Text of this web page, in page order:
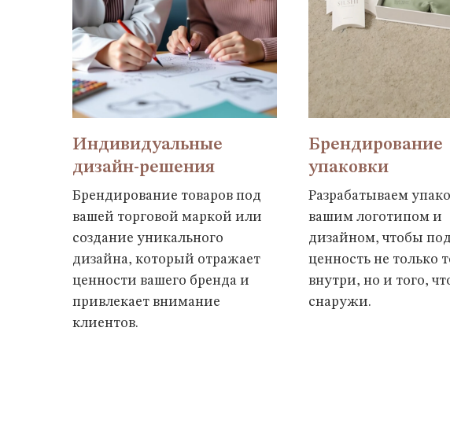
Индивидуальные
дизайн-решения
Брендирование товаров под
вашей торговой маркой или
создание уникального
дизайна, который отражает
ценности вашего бренда и
привлекает внимание
клиентов.
Брендирование
упаковки
Разрабатываем
вашим логотипом и
дизайном, чтобы
ценность не только
внутри, но и того,
снаружи.